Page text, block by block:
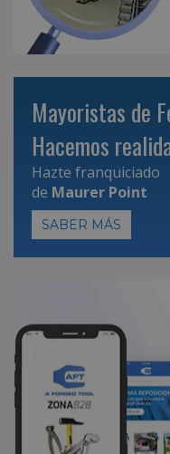
Mayoristas de
Hacemos
Hazte franquiciado
de Maurer Point
SABER MÁS